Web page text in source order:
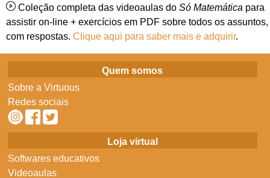
Coleção completa das videoaulas do Só Matemática para
assistir on-line + exercícios em PDF sobre todos os assuntos,
com respostas. Clique aqui para saber mais e adquirir.
Quem somos
Sobre a Virtuous
Redes sociais
Loja virtual
Softwares educativos
Videoaulas